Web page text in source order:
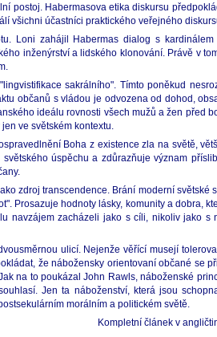
postoj. Habermasova etika diskursu
všichni účastníci praktického veřejného
Loni zahájil Habermas dialog s kardinálem
inženýrství a lidského klonování. Právě v
sakrálního". Tímto poněkud
občanů s vládou je odvozena od dohod,
ideálu rovnosti všech mužů a žen před
ve světském kontextu.
Boha z existence zla na světě,
úspěchu a zdůrazňuje význam
zdroj transcendence. Brání moderní světské
Prosazuje hodnoty lásky, komunity a dobra,
navzájem zacházeli jako s cíli, nikoliv jako s
ulicí. Nejenže věřící musejí
že nábožensky orientovaní občané se
na to poukázal John Rawls, náboženské
Jen ta náboženství, která jsou
morálním a politickém světě.
Kompletní článek v